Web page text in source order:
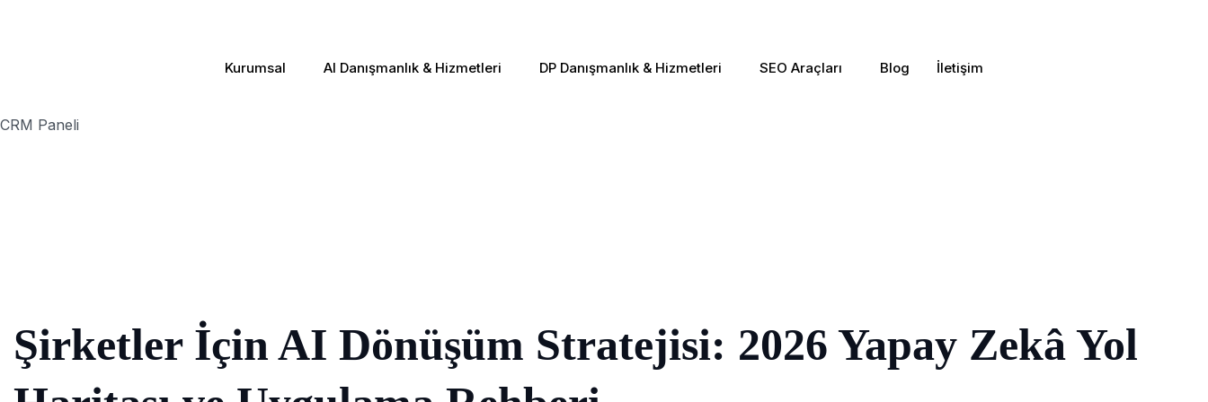
Kurumsal AI Danışmanlık & Hizmetleri DP Danışmanlık & Hizmetleri SEO Araçları Blog İletişim
CRM Paneli
Şirketler İçin AI Dönüşüm Stratejisi: 2026 Yapay Zekâ Yol